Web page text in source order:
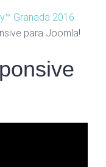
Granada 2016
para Joomla!